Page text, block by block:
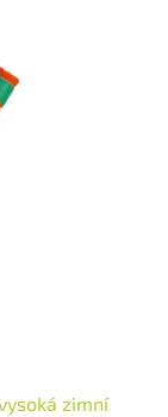
zimní